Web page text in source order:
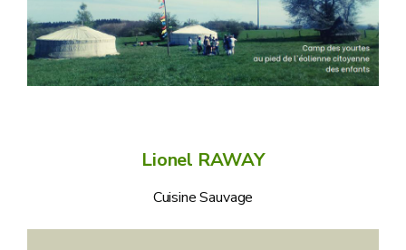
Lionel RAWAY
Cuisine Sauvage